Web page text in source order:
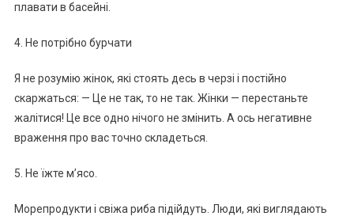
плавати в басейні.
4. Не потрібно бурчати
Я не розумію жінок, які стоять десь в черзі і постійно
скаржаться: — Це не так, то не так. Жінки — перестаньте
жалітися! Це все одно нічого не змінить. А ось негативне
враження про вас точно складеться.
5. Не їжте м’ясо.
Морепродукти і свіжа риба підійдуть. Люди, які виглядають